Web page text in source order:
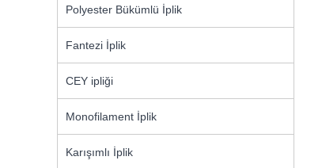
Polyester Bükümlü İplik
Fantezi İplik
CEY ipliği
Monofilament İplik
Karışımlı İplik